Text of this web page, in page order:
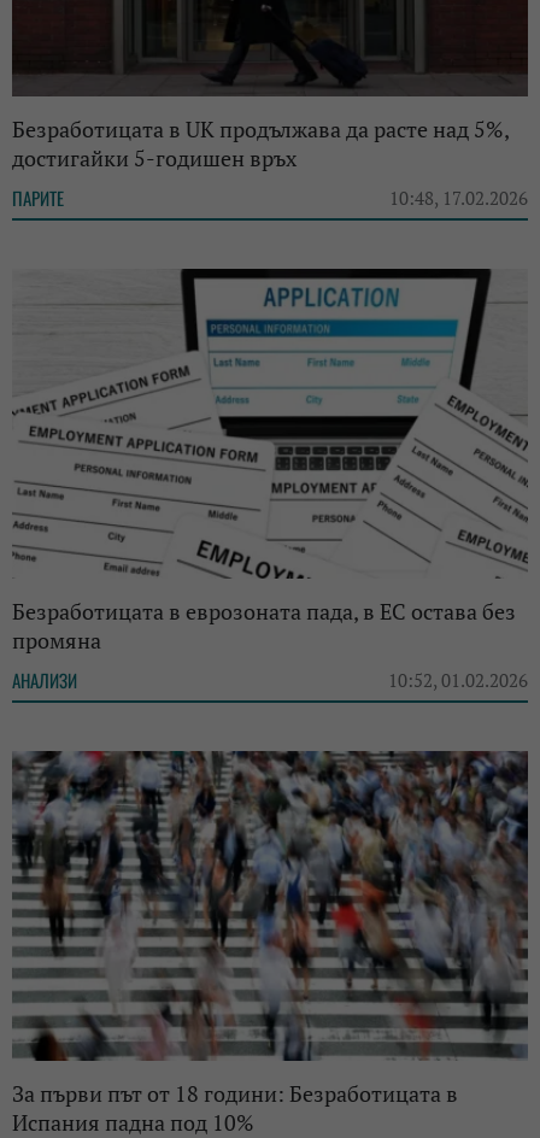
Безработицата в UK продължава да расте над 5%,
достигайки 5-годишен връх
ПАРИТЕ 10:48, 17.02.2026
Безработицата в еврозоната пада, в ЕС остава без
промяна
АНАЛИЗИ 10:52, 01.02.2026
За първи път от 18 години: Безработицата в
Испания падна под 10%